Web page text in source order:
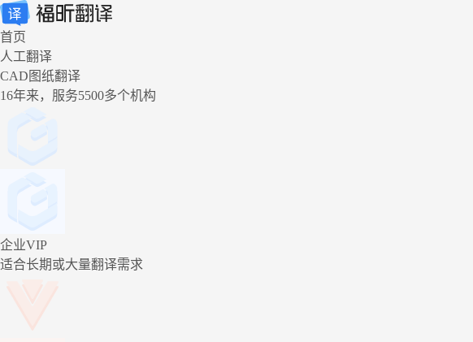
首页
人工翻译
CAD图纸翻译
16年来，服务5500多个机构
企业VIP
适合长期或大量翻译需求